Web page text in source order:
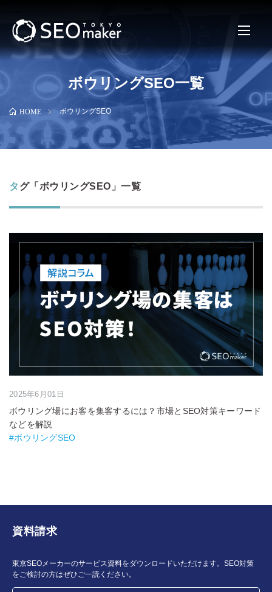
ボウリングSEO一覧
HOME ボウリングSEO
タグ「ボウリングSEO」一覧
2025年6月01日
ボウリング場にお客を集客するには？市場とSEO対策キーワード
などを解説
#ボウリングSEO
資料請求
東京SEOメーカーのサービス資料をダウンロードいただけます。SEO対策
をご検討の方はぜひご一読ください。